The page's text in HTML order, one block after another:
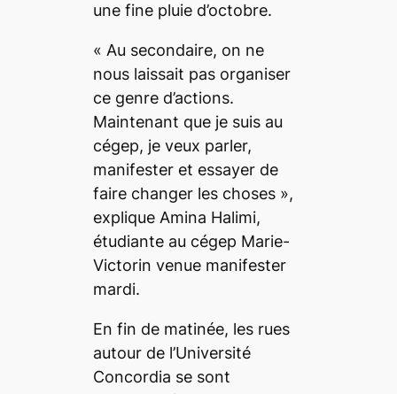
une fine pluie d’octobre.
« Au secondaire, on ne
nous laissait pas organiser
ce genre d’actions.
Maintenant que je suis au
cégep, je veux parler,
manifester et essayer de
faire changer les choses »,
explique Amina Halimi,
étudiante au cégep Marie-
Victorin venue manifester
mardi.
En fin de matinée, les rues
autour de l’Université
Concordia se sont